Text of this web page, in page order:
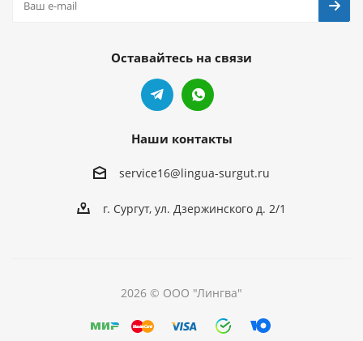
Оставайтесь на связи
Наши контакты
service16@lingua-surgut.ru
г. Сургут, ул. Дзержинского д. 2/1
2026 © ООО "Лингва"